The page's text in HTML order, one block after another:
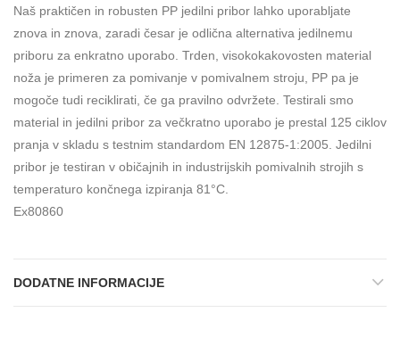
Naš praktičen in robusten PP jedilni pribor lahko uporabljate
znova in znova, zaradi česar je odlična alternativa jedilnemu
priboru za enkratno uporabo. Trden, visokokakovosten material
noža je primeren za pomivanje v pomivalnem stroju, PP pa je
mogoče tudi reciklirati, če ga pravilno odvržete. Testirali smo
material in jedilni pribor za večkratno uporabo je prestal 125 ciklov
pranja v skladu s testnim standardom EN 12875-1:2005. Jedilni
pribor je testiran v običajnih in industrijskih pomivalnih strojih s
temperaturo končnega izpiranja 81°C.
Ex80860
DODATNE INFORMACIJE